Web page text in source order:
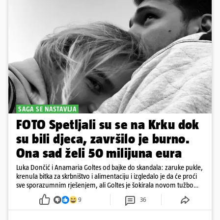
SAGA SE NASTAVLJA
FOTO Spetljali su se na Krku dok
su bili djeca, završilo je burno.
Ona sad želi 50 milijuna eura
Luka Dončić i Anamaria Goltes od bajke do skandala: zaruke pukle,
krenula bitka za skrbništvo i alimentaciju i izgledalo je da će proći
sve sporazumnim rješenjem, ali Goltes je šokirala novom tužbom
u Sloveniji
9 36